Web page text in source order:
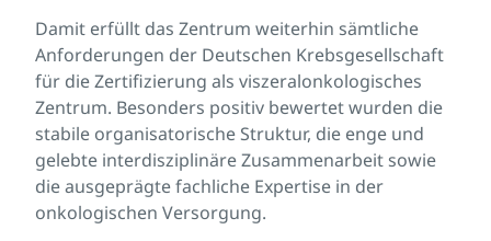
Damit erfüllt das Zentrum weiterhin sämtliche
Anforderungen der Deutschen Krebsgesellschaft
für die Zertifizierung als viszeralonkologisches
Zentrum. Besonders positiv bewertet wurden die
stabile organisatorische Struktur, die enge und
gelebte interdisziplinäre Zusammenarbeit sowie
die ausgeprägte fachliche Expertise in der
onkologischen Versorgung.